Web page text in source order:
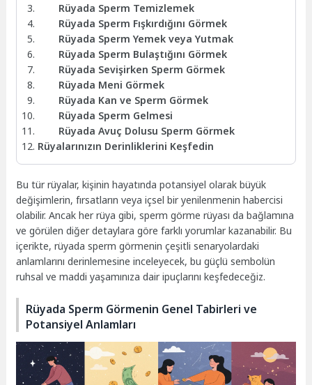
Rüyada Sperm Temizlemek
Rüyada Sperm Fışkırdığını Görmek
Rüyada Sperm Yemek veya Yutmak
Rüyada Sperm Bulaştığını Görmek
Rüyada Sevişirken Sperm Görmek
Rüyada Meni Görmek
Rüyada Kan ve Sperm Görmek
Rüyada Sperm Gelmesi
Rüyada Avuç Dolusu Sperm Görmek
Rüyalarınızın Derinliklerini Keşfedin
Bu tür rüyalar, kişinin hayatında potansiyel olarak büyük
değişimlerin, fırsatların veya içsel bir yenilenmenin habercisi
olabilir. Ancak her rüya gibi, sperm görme rüyası da bağlamına
ve görülen diğer detaylara göre farklı yorumlar kazanabilir. Bu
içerikte, rüyada sperm görmenin çeşitli senaryolardaki
anlamlarını derinlemesine inceleyecek, bu güçlü sembolün
ruhsal ve maddi yaşamınıza dair ipuçlarını keşfedeceğiz.
Rüyada Sperm Görmenin Genel Tabirleri ve
Potansiyel Anlamları